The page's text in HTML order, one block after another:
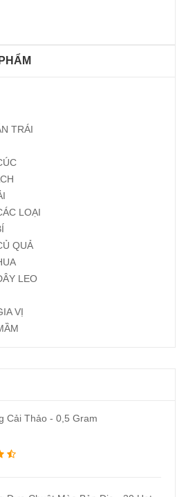
TRÁI
LOẠI
QUẢ
LEO
VỊ
Cải Thảo - 0,5 Gram